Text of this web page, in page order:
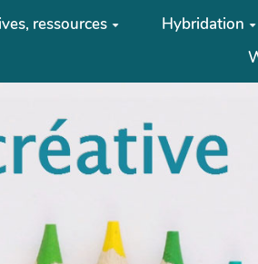
ressources Hybridation